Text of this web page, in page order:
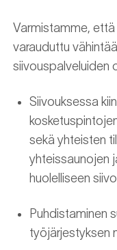
Varmistamme,
varauduttu
siivouspalveluiden
Siivouksessa
sekä yhteisten
yhteissaunojen
huolelliseen
Puhdistaminen
työjärjestyksen